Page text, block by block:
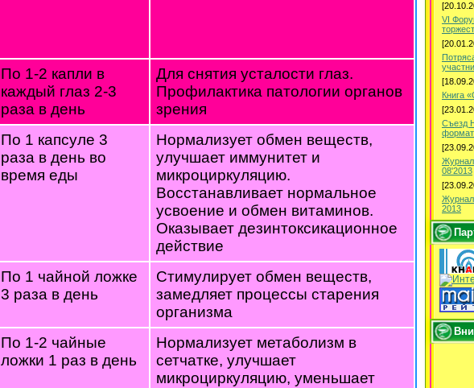
По 1-2 капли в
каждый глаз 2-3
раза в день
Для снятия усталости глаз.
Профилактика патологии органов
зрения
По 1 капсуле 3
раза в день во
время еды
Нормализует обмен веществ,
улучшает иммунитет и
микроциркуляцию.
Восстанавливает нормальное
усвоение и обмен витаминов.
Оказывает дезинтоксикационное
действие
По 1 чайной ложке
3 раза в день
Стимулирует обмен веществ,
замедляет процессы старения
организма
По 1-2 чайные
ложки 1 раз в день
Нормализует метаболизм в
сетчатке, улучшает
микроциркуляцию, уменьшает
VI
Книга
Съезд
Журнал
08'2013
2013